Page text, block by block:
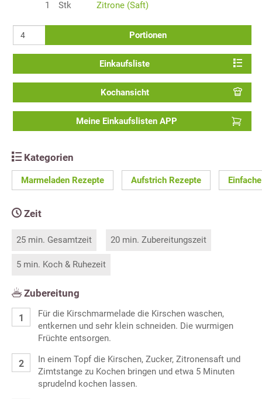
1
Stk Zitrone (Saft)
Portionen
Einkaufsliste
Kochansicht
Meine Einkaufslisten APP
Kategorien
Marmeladen Rezepte Aufstrich Rezepte
Zeit
25 min. Gesamtzeit 20 min. Zubereitungszeit
5 min. Koch & Ruhezeit
Zubereitung
Für die Kirschmarmelade die Kirschen waschen,
entkernen und sehr klein schneiden. Die wurmigen
Früchte entsorgen.
In einem Topf die Kirschen, Zucker, Zitronensaft und
Zimtstange zu Kochen bringen und etwa 5 Minuten
sprudelnd kochen lassen.